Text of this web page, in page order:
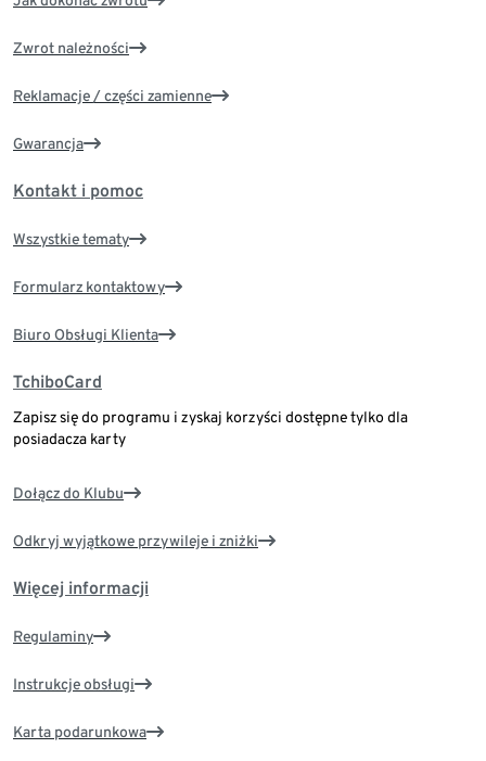
Zwrot należności
Reklamacje / części zamienne
Gwarancja
Kontakt i pomoc
Wszystkie tematy
Formularz kontaktowy
Biuro Obsługi Klienta
TchiboCard
Zapisz się do programu i zyskaj korzyści dostępne tylko dla
posiadacza karty
Dołącz do Klubu
Odkryj wyjątkowe przywileje i zniżki
Więcej informacji
Regulaminy
Instrukcje obsługi
Karta podarunkowa